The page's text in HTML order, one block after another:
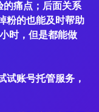
痛点；后面关系
粉的也能及时帮助
时，但是都能做
试账号托管服务，